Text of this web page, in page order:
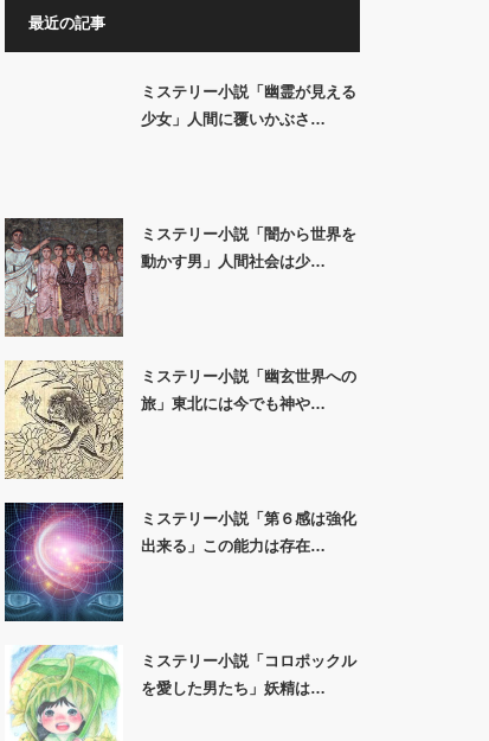
最近の記事
ミステリー小説「幽霊が見える
少女」人間に覆いかぶさ…
ミステリー小説「闇から世界を
動かす男」人間社会は少…
ミステリー小説「幽玄世界への
旅」東北には今でも神や…
ミステリー小説「第６感は強化
出来る」この能力は存在…
ミステリー小説「コロポックル
を愛した男たち」妖精は…